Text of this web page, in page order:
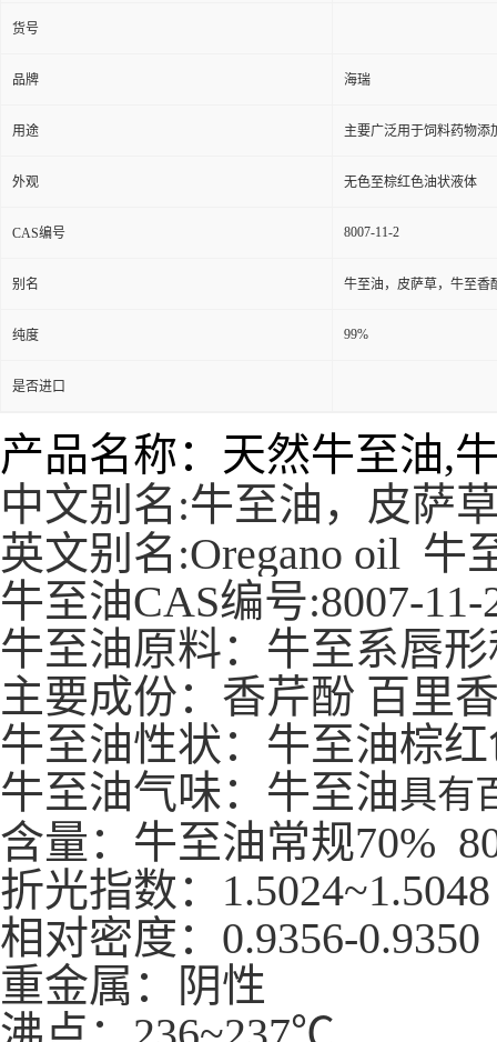
货号
品牌 海瑞
用途 主要广泛用于饲料药物添
外观 无色至棕红色油状液体
CAS编号 8007-11-2
别名 牛至油，皮萨草，牛至香
纯度 99%
是否进口
产品名称：天然牛至油,
中文别名:牛至油，皮萨
英文别名:Oregano oil 牛
牛至油CAS编号:8007-
牛至油原料：牛至系唇
主要成份：香芹酚 百里
牛至油性状：牛至油棕
牛至油气味：牛至油具有
含量：牛至油常规70%
折光指数：1.5024~1.5048
相对密度： 0.9356-0.9350
重金属：阴性